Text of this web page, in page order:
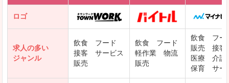
クリーデンス
ロゴ
求人の多い
ジャンル
飲食 フード
接客 サービス
販売
飲食 フード
軽作業 物流
販売
飲食 フー
販売 接客
医療 介護
保育 サー